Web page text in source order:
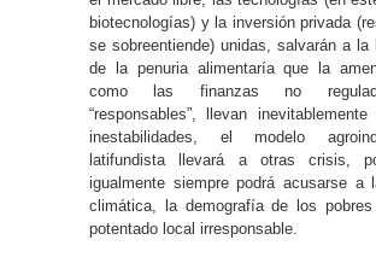
biotecnologías) y la inversión privada
se sobreentiende) unidas, salvarán a la
de la penuria alimentaría que la
como las finanzas no
“responsables”, llevan
inestabilidades, el modelo
latifundista llevará a otras crisis,
igualmente siempre podrá acusarse a
climática, la demografía de los
potentado local irresponsable.